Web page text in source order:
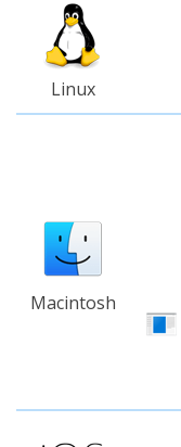
Linux
Macintosh